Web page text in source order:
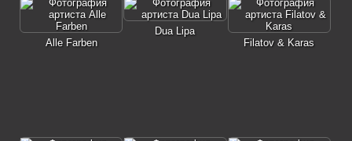
Alle Farben
Dua Lipa
Filatov & Karas